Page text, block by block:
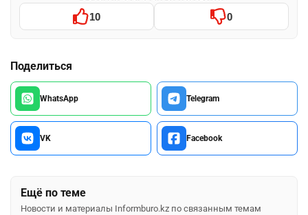
10 0
Поделиться
WhatsApp Telegram
VK Facebook
Ещё по теме
Новости и материалы Informburo.kz по связанным темам